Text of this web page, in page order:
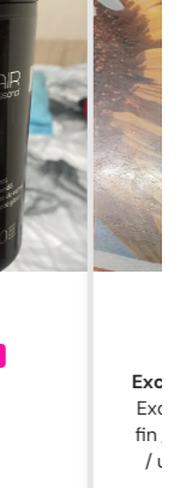
Excelentă
fin ,
/